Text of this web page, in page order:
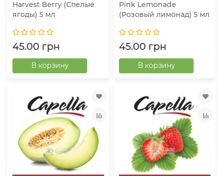
Harvest Berry (Спелые
ягоды) 5 мл
45.00 грн
В корзину
Pink Lemonade
(Розовый лимонад) 5 мл
45.00 грн
В корзину